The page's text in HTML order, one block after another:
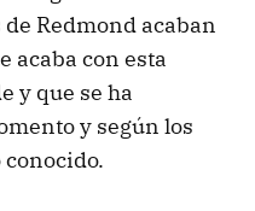
Redmond acaban
acaba con esta
y que se ha
y según los